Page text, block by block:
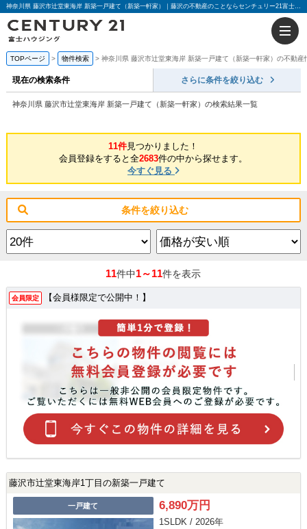
神奈川県 藤沢市辻堂東海岸 新築一戸建て（新築一軒家）｜藤沢の不動産のことならセンチュリー21富士ハウジング
TOPページ 物件検索 神奈川県 藤沢市辻堂東海岸 新築一戸建て（新築一軒家）の不動産
現在の検索条件 さらに条件を絞り込む
神奈川県 藤沢市辻堂東海岸 新築一戸建て（新築一軒家）の検索結果一覧
11件見つかりました！
会員登録をすると全2683件の中から探せます。
今すぐ見る
条件を絞り込む
11件中1～11件を表示
会員限定 【会員様限定で公開中！】
藤沢市辻堂東海岸1丁目の新築一戸建て
一戸建て 6,890万円
1SLDK / 2026年